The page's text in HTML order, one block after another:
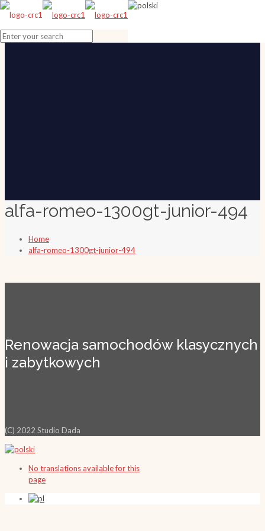
alfa-romeo-1300gt-junior-494
Home
alfa-romeo-1300gt-junior-494
Renowacja samochodów klasycznych
i zabytkowych
(C) 2022 Studio Dada
No translations available for this
page